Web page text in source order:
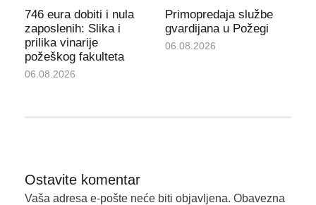
746 eura dobiti i nula
zaposlenih: Slika i
prilika vinarije
požeškog fakulteta
06.08.2026
Primopredaja službe
gvardijana u Požegi
06.08.2026
Ostavite komentar
Vaša adresa e-pošte neće biti objavljena. Obavezna